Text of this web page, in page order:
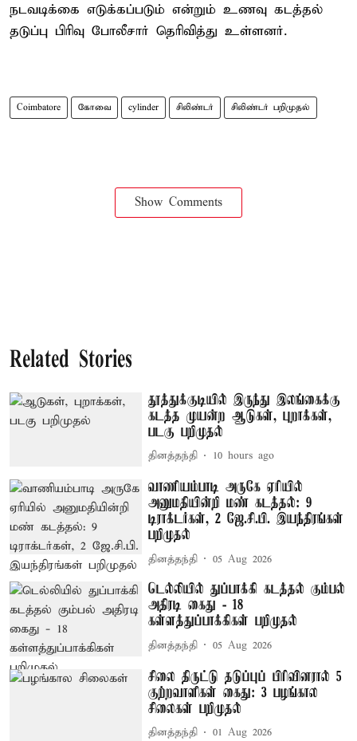
நடவடிக்கை எடுக்கப்படும் என்றும் உணவு கடத்தல்
தடுப்பு பிரிவு போலீசார் தெரிவித்து உள்ளனர்.
Coimbatore கோவை cylinder சிலிண்டர் சிலிண்டர் பறிமுதல்
Show Comments
Related Stories
தூத்துக்குடியில் இருந்து இலங்கைக்கு
கடத்த முயன்ற ஆடுகள், புறாக்கள்,
படகு பறிமுதல்
தினத்தந்தி 10 hours ago
வாணியம்பாடி அருகே ஏரியில்
அனுமதியின்றி மண் கடத்தல்: 9
டிராக்டர்கள், 2 ஜே.சி.பி. இயந்திரங்கள்
பறிமுதல்
தினத்தந்தி 05 Aug 2026
டெல்லியில் துப்பாக்கி கடத்தல் கும்பல்
அதிரடி கைது - 18
கள்ளத்துப்பாக்கிகள் பறிமுதல்
தினத்தந்தி 05 Aug 2026
சிலை திருட்டு தடுப்புப் பிரிவினரால் 5
குற்றவாளிகள் கைது: 3 பழங்கால
சிலைகள் பறிமுதல்
தினத்தந்தி 01 Aug 2026